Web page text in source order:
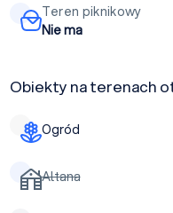
Teren piknikowy
Nie ma
Obiekty na terenach
Ogród
Altana